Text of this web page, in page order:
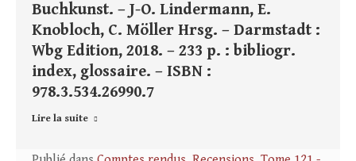
Buchkunst. – J-O. Lindermann, E.
Knobloch, C. Möller Hrsg. – Darmstadt :
Wbg Edition, 2018. – 233 p. : bibliogr.
index, glossaire. – ISBN :
978.3.534.26990.7
Lire la suite